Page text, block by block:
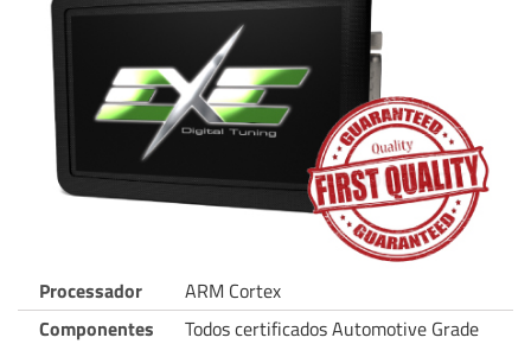
Processador
ARM Cortex
Componentes
Todos certificados Automotive Grade